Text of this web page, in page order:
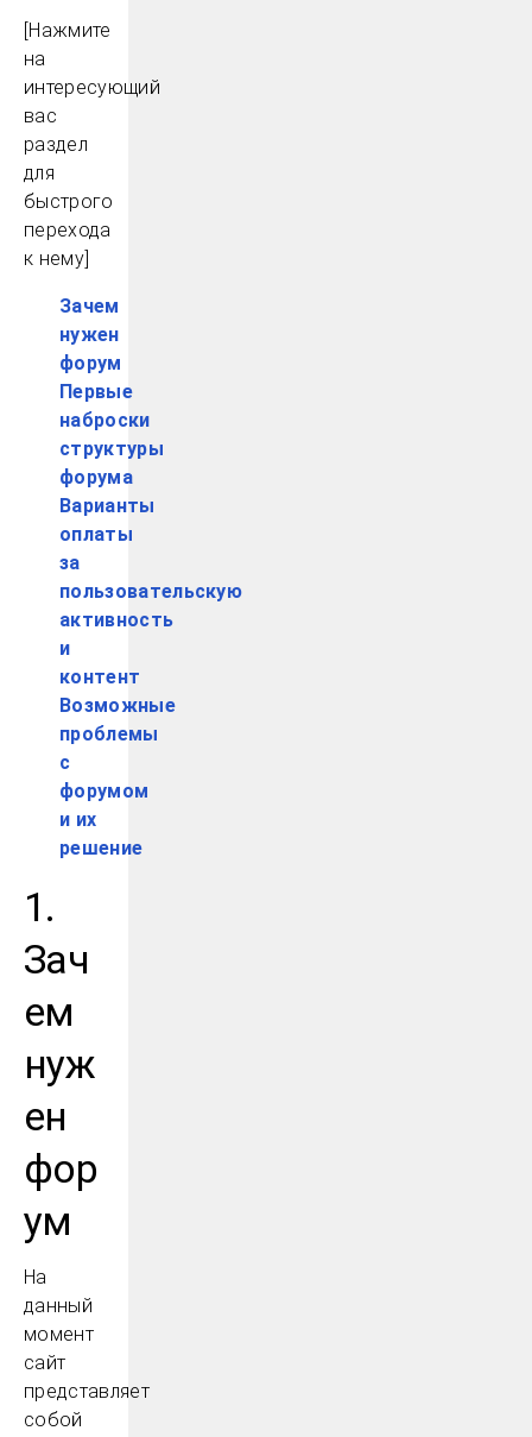
[Нажмите
на
интересующий
вас
раздел
для
быстрого
перехода
к нему]
Зачем
нужен
форум
Первые
наброски
структуры
форума
Варианты
оплаты
за
пользовательскую
активность
и
контент
Возможные
проблемы
с
форумом
и их
решение
1.
Зач
ем
нуж
ен
фор
ум
На
данный
момент
сайт
представляет
собой